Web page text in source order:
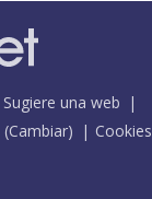
Sugiere una web
(Cambiar)
Cookies